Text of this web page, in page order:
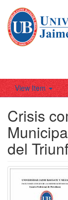
View Item
Crisis
del